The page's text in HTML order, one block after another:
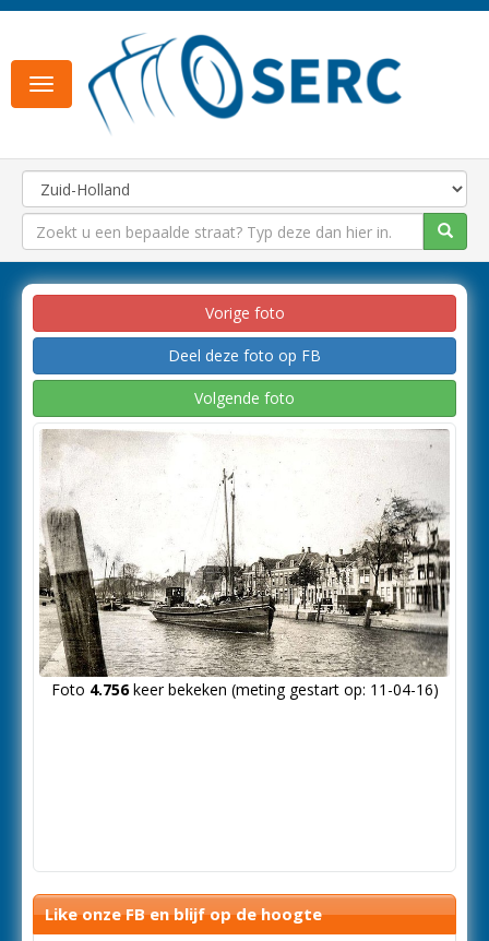
Toggle
navigation
Vorige foto
Deel deze foto op FB
Volgende foto
Foto 4.756keer bekeken (meting gestart op: 11-04-16)
Like onze FB en blijf op de hoogte